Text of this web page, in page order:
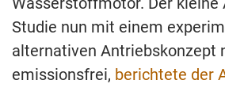
Studie nun mit einem
alternativen Antriebskonzept
emissionsfrei, berichtete der